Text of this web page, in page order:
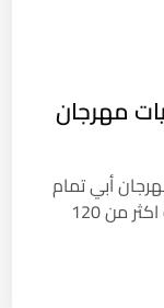
ا
ل
ش
مهرجان
أبي تمام
للشعر العربي في دورته السادسة بمشاركة اكثر من 120